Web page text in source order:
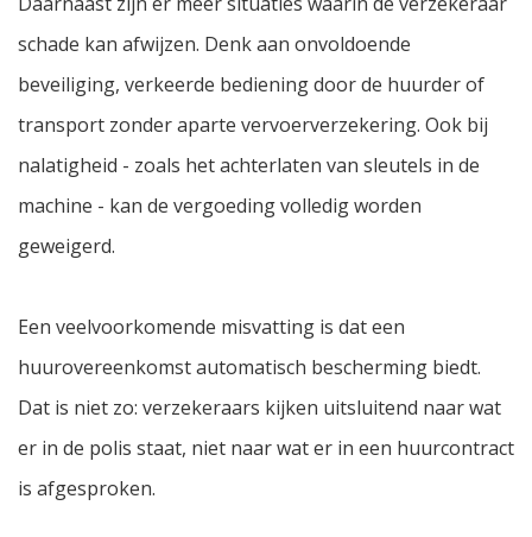
schade kan afwijzen. Denk aan onvoldoende
beveiliging, verkeerde bediening door de huurder of
transport zonder aparte vervoerverzekering. Ook bij
nalatigheid - zoals het achterlaten van sleutels in de
machine - kan de vergoeding volledig worden
geweigerd.
Een veelvoorkomende misvatting is dat een
huurovereenkomst automatisch bescherming biedt.
Dat is niet zo: verzekeraars kijken uitsluitend naar wat
er in de polis staat, niet naar wat er in een huurcontract
is afgesproken.